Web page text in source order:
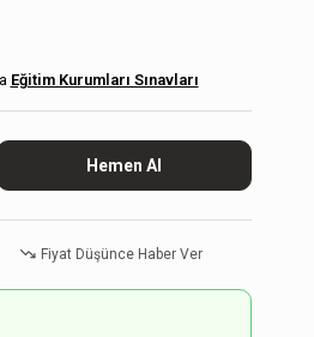
Eğitim Kurumları Sınavları
Fiyat Düşünce Haber Ver